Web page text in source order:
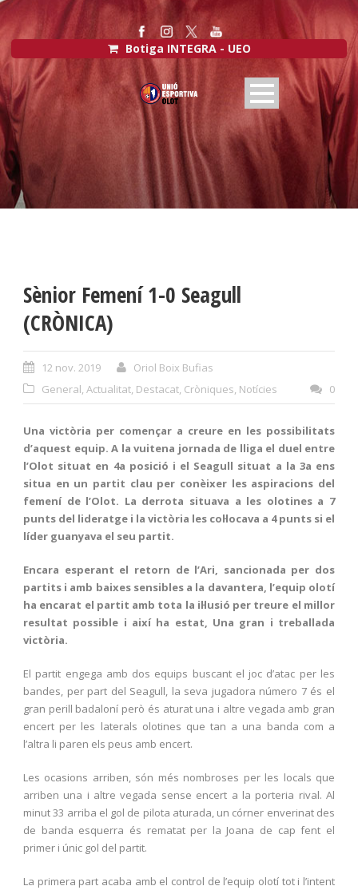
Botiga INTEGRA - UEO
Sènior Femení 1-0 Seagull
(CRÒNICA)
12 nov. 2019
Oriol Boix Bufias
General, Actualitat, Destacat, Cròniques, Notícies 0
Una victòria per començar a creure en les possibilitats
d’aquest equip. A la vuitena jornada de lliga el duel entre
l’Olot situat en 4a posició i el Seagull situat a la 3a ens
situa en un partit clau per conèixer les aspiracions del
femení de l’Olot. La derrota situava a les olotines a 7
punts del lideratge i la victòria les col·locava a 4 punts si el
líder guanyava el seu partit.
Encara esperant el retorn de l’Ari, sancionada per dos
partits i amb baixes sensibles a la davantera, l’equip olotí
ha encarat el partit amb tota la il·lusió per treure el millor
resultat possible i així ha estat, Una gran i treballada
victòria.
El partit engega amb dos equips buscant el joc d’atac per les
bandes, per part del Seagull, la seva jugadora número 7 és el
gran perill badaloní però és aturat una i altre vegada amb gran
encert per les laterals olotines que tan a una banda com a
l’altra li paren els peus amb encert.
Les ocasions arriben, són més nombroses per les locals que
arriben una i altre vegada sense encert a la porteria rival. Al
minut 33 arriba el gol de pilota aturada, un córner enverinat des
de banda esquerra és rematat per la Joana de cap fent el
primer i únic gol del partit.
La primera part acaba amb el control de l’equip olotí tot i l’intent